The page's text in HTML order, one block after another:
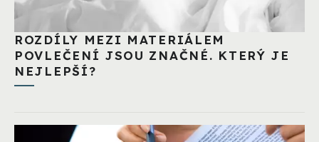
ROZDÍLY MEZI MATERIÁLEM
POVLEČENÍ JSOU ZNAČNÉ. KTERÝ JE
NEJLEPŠÍ?